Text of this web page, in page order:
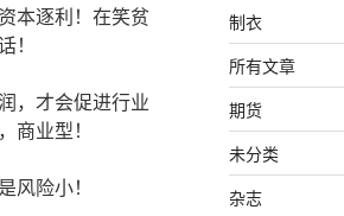
本逐利！在笑贫
，才会促进行业
业型！
险小！
制衣
所有文章
期货
未分类
杂志